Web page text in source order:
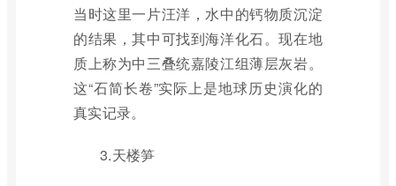
当时这里一片汪洋，水中的钙物质沉淀
的结果，其中可找到海洋化石。现在地
质上称为中三叠统嘉陵江组薄层灰岩。
这“石简长卷”实际上是地球历史演化的
真实记录。
3.天楼笋